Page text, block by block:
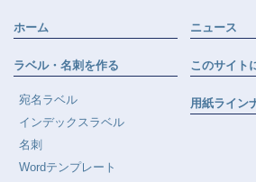
ホーム
ラベル・名刺を作る
宛名ラベル
インデックスラベル
名刺
Wordテンプレート
ニュース
このサイト
用紙ライン